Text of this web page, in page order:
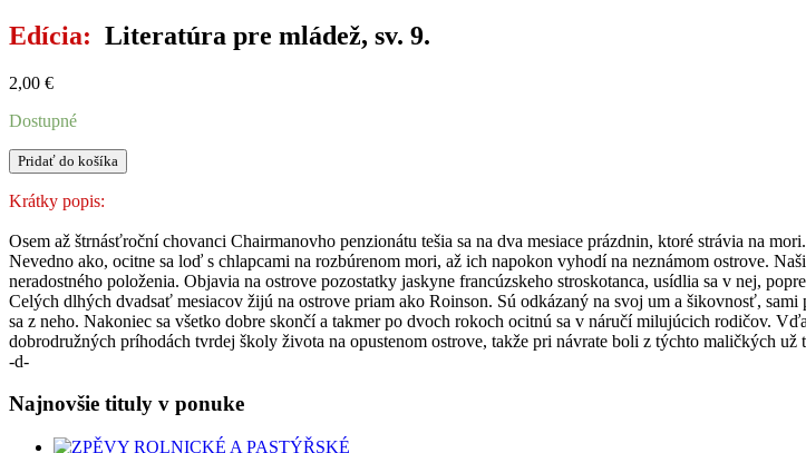
Edícia: Literatúra pre mládež, sv. 9.
2,00 €
Dostupné
množstvo
DVA
ROKY
1
Pridať do košíka
Krátky popis:
Osem až štrnásťroční chovanci Chairmanovho penzionátu tešia sa na dva mesiace prázdnin, ktoré strávia na
Nevedno ako, ocitne sa loď s chlapcami na rozbúrenom mori, až ich napokon vyhodí na neznámom ostrove.
neradostného položenia. Objavia na ostrove pozostatky jaskyne francúzskeho stroskotanca, usídlia sa v nej,
Celých dlhých dvadsať mesiacov žijú na ostrove priam ako Roinson. Sú odkázaný na svoj um a šikovnosť,
sa z neho. Nakoniec sa všetko dobre skončí a takmer po dvoch rokoch ocitnú sa v náručí milujúcich rodičov.
dobrodružných príhodách tvrdej školy života na opustenom ostrove, takže pri návrate boli z týchto maličkých
-d-
Najnovšie tituly v ponuke